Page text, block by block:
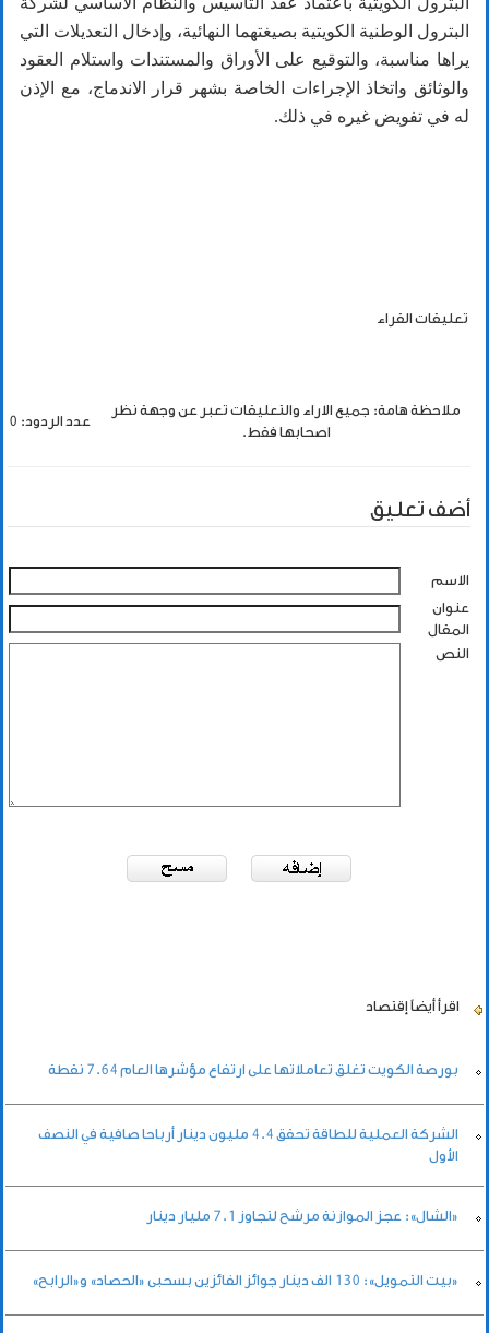
البترول الوطنية الكويتية بصيغتهما النهائية، وإدخال التعديلات التي
يراها مناسبة، والتوقيع على الأوراق والمستندات واستلام العقود
والوثائق واتخاذ الإجراءات الخاصة بشهر قرار الاندماج، مع الإذن
له في تفويض غيره في ذلك.
تعليقات القراء
ملاحظة هامة: جميع الاراء والتعليقات تعبر عن وجهة نظر
اصحابها فقط.
عدد الردود: 0
أضف تعليق
الاسم
عنوان
المقال
النص
اقرأ أيضاً إقتصاد
بورصة الكويت تغلق تعاملاتها على ارتفاع مؤشرها العام 7.64 نقطة
الشركة العملية للطاقة تحقق 4.4 مليون دينار أرباحا صافية في النصف
الأول
«الشال»: عجز الموازنة مرشح لتجاوز 7.1 مليار دينار
«بيت التمويل»: 130 الف دينار جوائز الفائزين بسحبى «الحصاد» و«الرابح»